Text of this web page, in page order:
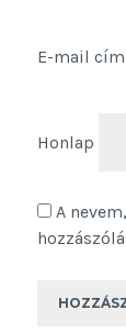
E-mail cím
Honlap
A